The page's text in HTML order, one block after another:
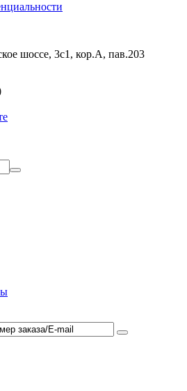
шоссе, 3с1, кор.А, пав.203